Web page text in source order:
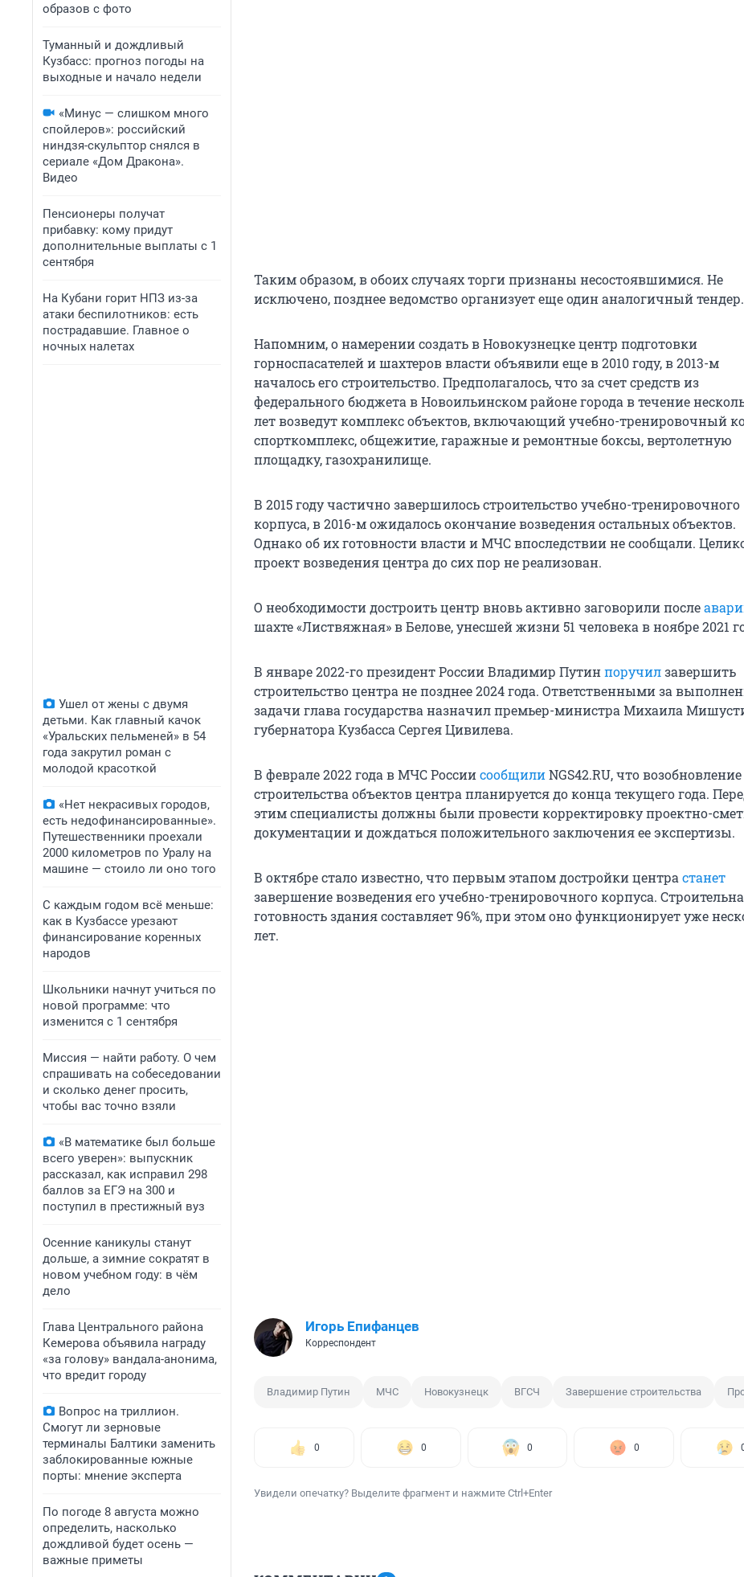
образов с фото
Туманный и дождливый
Кузбасс: прогноз погоды на
выходные и начало недели
«Минус — слишком много
спойлеров»: российский
ниндзя-скульптор снялся в
сериале «Дом Дракона».
Видео
Пенсионеры получат
прибавку: кому придут
дополнительные выплаты с 1
сентября
На Кубани горит НПЗ из-за
атаки беспилотников: есть
пострадавшие. Главное о
ночных налетах
Ушел от жены с двумя
детьми. Как главный качок
«Уральских пельменей» в 54
года закрутил роман с
молодой красоткой
«Нет некрасивых городов,
есть недофинансированные».
Путешественники проехали
2000 километров по Уралу на
машине — стоило ли оно того
С каждым годом всё меньше:
как в Кузбассе урезают
финансирование коренных
народов
Школьники начнут учиться по
новой программе: что
изменится с 1 сентября
Миссия — найти работу. О чем
спрашивать на собеседовании
и сколько денег просить,
чтобы вас точно взяли
«В математике был больше
всего уверен»: выпускник
рассказал, как исправил 298
баллов за ЕГЭ на 300 и
поступил в престижный вуз
Осенние каникулы станут
дольше, а зимние сократят в
новом учебном году: в чём
дело
Глава Центрального района
Кемерова объявила награду
«за голову» вандала-анонима,
что вредит городу
Вопрос на триллион.
Смогут ли зерновые
терминалы Балтики заменить
заблокированные южные
порты: мнение эксперта
По погоде 8 августа можно
определить, насколько
дождливой будет осень —
важные приметы
Таким образом, в обоих случаях торги признаны несостоявшимися. Не
исключено, позднее ведомство организует еще один аналогичный тендер.
Напомним, о намерении создать в Новокузнецке центр подготовки
горноспасателей и шахтеров власти объявили еще в 2010 году, в 2013-м
началось его строительство. Предполагалось, что за счет средств из
федерального бюджета в Новоильинском районе города в течение
лет возведут комплекс объектов, включающий учебно-тренировочный
спорткомплекс, общежитие, гаражные и ремонтные боксы, вертолетную
площадку, газохранилище.
В 2015 году частично завершилось строительство учебно-тренировочного
корпуса, в 2016-м ожидалось окончание возведения остальных объектов.
Однако об их готовности власти и МЧС впоследствии не сообщали.
проект возведения центра до сих пор не реализован.
О необходимости достроить центр вновь активно заговорили после
шахте «Листвяжная» в Белове, унесшей жизни 51 человека в ноябре 2021
В январе 2022-го президент России Владимир Путинпоручилзавершить
строительство центра не позднее 2024 года. Ответственными за
задачи глава государства назначил премьер-министра Михаила
губернатора Кузбасса Сергея Цивилева.
В феврале 2022 года в МЧС РоссиисообщилиNGS42.RU, что возобновление
строительства объектов центра планируется до конца текущего года.
этим специалисты должны были провести корректировку проектно-
документации и дождаться положительного заключения ее экспертизы.
В октябре стало известно, что первым этапом достройки центра станет
завершение возведения его учебно-тренировочного корпуса.
готовность здания составляет 96%, при этом оно функционирует уже
лет.
Игорь Епифанцев
Корреспондент
Владимир Путин МЧС Новокузнецк ВГСЧ Завершение строительства
0 0 0 0
Увидели опечатку? Выделите фрагмент и нажмите Ctrl+Enter